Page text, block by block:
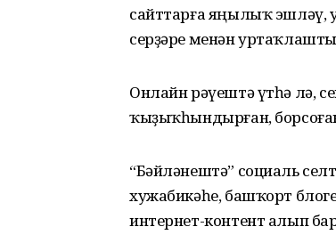
сайттарға яңылыҡ эшләү,
серҙәре менән
Онлайн рәүештә үтһә лә,
ҡыҙыҡһындырған,
“Бәйләнештә” социаль
хужабикәһе, башҡорт
интернет-контент алып